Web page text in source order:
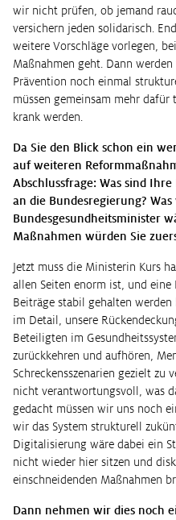
wir nicht prüfen, ob jemand
versichern jeden solidarisch.
weitere Vorschläge vorlegen,
Maßnahmen geht. Dann
Prävention noch einmal
müssen gemeinsam mehr
krank werden.
Da Sie den Blick schon ein
auf weiteren
Abschlussfrage: Was sind
an die Bundesregierung?
Bundesgesundheitsminister
Maßnahmen würden Sie
Jetzt muss die Ministerin Kurs
allen Seiten enorm ist, und
Beiträge stabil gehalten
im Detail, unsere
Beteiligten im
zurückkehren und aufhören,
Schreckensszenarien gezielt zu
nicht verantwortungsvoll, was
gedacht müssen wir uns noch
wir das System strukturell
Digitalisierung wäre dabei ein
nicht wieder hier sitzen und
einschneidenden Maßnahmen
Dann nehmen wir dies noch